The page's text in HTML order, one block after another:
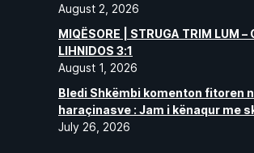
August 2, 2026
MIQËSORE | STRUGA TRIM LUM –
LIHNIDOS 3:1
August 1, 2026
Bledi Shkëmbi komenton fitoren
haraçinasve : Jam i kënaqur me
July 26, 2026